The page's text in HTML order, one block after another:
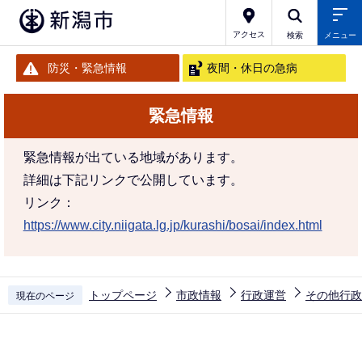
アクセス 検索 メニュー
防災・緊急情報 夜間・休日の急病
緊急情報
緊急情報が出ている地域があります。
詳細は下記リンクで公開しています。
リンク：
https://www.city.niigata.lg.jp/kurashi/bosai/index.html
現在のページ トップページ 市政情報 行政運営 その他行